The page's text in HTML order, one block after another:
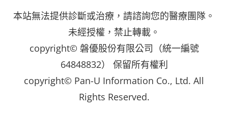
本站無法提供診斷或治療，請諮詢您的醫療團隊。
未經授權，禁止轉載。
copyright© 磐優股份有限公司（統一編號
64848832） 保留所有權利
copyright© Pan-U Information Co., Ltd. All
Rights Reserved.